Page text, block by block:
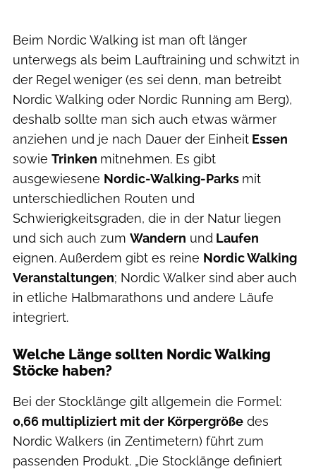
Beim Nordic Walking ist man oft länger
unterwegs als beim Lauftraining und schwitzt in
der Regel weniger (es sei denn, man betreibt
Nordic Walking oder Nordic Running am Berg),
deshalb sollte man sich auch etwas wärmer
anziehen und je nach Dauer der Einheit Essen
sowie Trinken mitnehmen. Es gibt
ausgewiesene Nordic-Walking-Parks mit
unterschiedlichen Routen und
Schwierigkeitsgraden, die in der Natur liegen
und sich auch zum Wandern und Laufen
eignen. Außerdem gibt es reine Nordic Walking
Veranstaltungen; Nordic Walker sind aber auch
in etliche Halbmarathons und andere Läufe
integriert.
Welche Länge sollten Nordic Walking
Stöcke haben?
Bei der Stocklänge gilt allgemein die Formel:
0,66 multipliziert mit der Körpergröße des
Nordic Walkers (in Zentimetern) führt zum
passenden Produkt. „Die Stocklänge definiert